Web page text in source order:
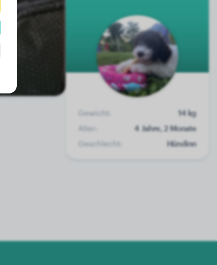
Gewicht:
14 kg
Alter:
4 Jahre, 2 Monate
Geschlecht:
Hündinn